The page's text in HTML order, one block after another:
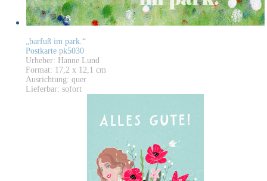
„barfuß im park.“
Postkarte pk5030
Urheber: Hanne Lund
Format: 17,2 x 12,1 cm
Ausrichtung: quer
Lieferbar: sofort